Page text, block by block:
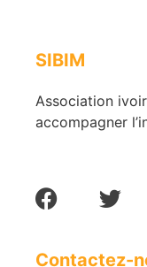
SIBIM
Association
accompagner
Contactez-